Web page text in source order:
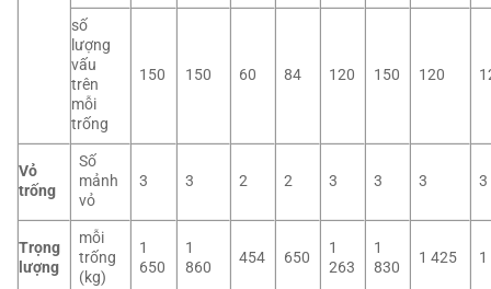
số
lượng
vấu
trên
mỗi
trống
150 150 60 84 120 150 120
Vỏ
trống
Số
mảnh
vỏ
3 3 2 2 3 3 3 3
Trọng
lượng
mỗi
trống
(kg)
1
650
1
860
454 650
1
263
1
830
1 425